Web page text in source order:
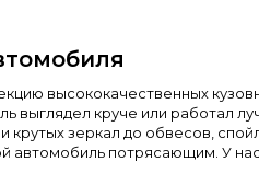
высококачественных
выглядел круче или работал
крутых зеркал до обвесов,
автомобиль потрясающим. У